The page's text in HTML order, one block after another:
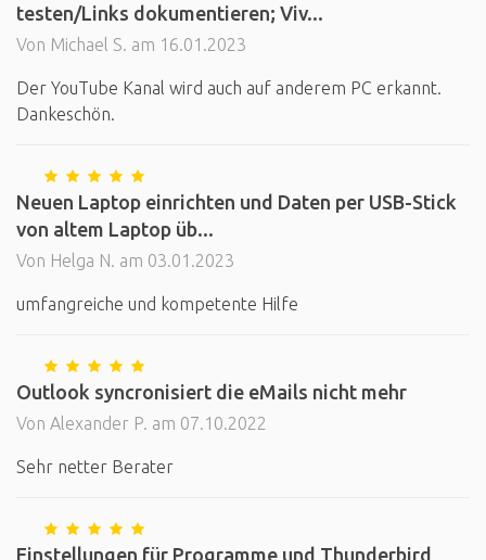
testen/Links dokumentieren; Viv...
Von Michael S. am 16.01.2023
Der YouTube Kanal wird auch auf anderem PC erkannt.
Dankeschön.
Neuen Laptop einrichten und Daten per USB-Stick
von altem Laptop üb...
Von Helga N. am 03.01.2023
umfangreiche und kompetente Hilfe
Outlook syncronisiert die eMails nicht mehr
Von Alexander P. am 07.10.2022
Sehr netter Berater
Einstellungen für Programme und Thunderbird